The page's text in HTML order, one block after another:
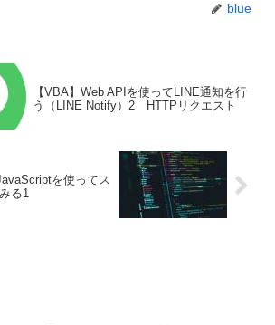
blue
【VBA】Web APIを使ってLINE通知を行
う（LINE Notify）2 HTTPリクエスト
を使ってス
る1